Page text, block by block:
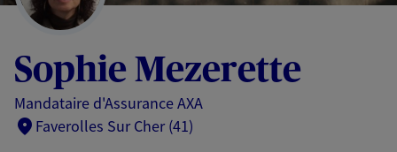
Sophie Mezerette
Mandataire d'Assurance AXA
Faverolles Sur Cher (41)